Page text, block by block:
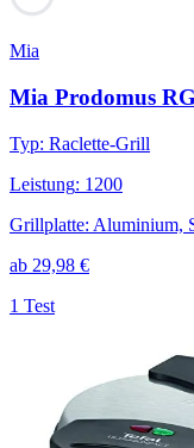
Mia
Mia Prodomus
Typ: Raclette-Grill
Leistung: 1200
Grillplatte: Aluminium,
ab 29,98 €
1 Test